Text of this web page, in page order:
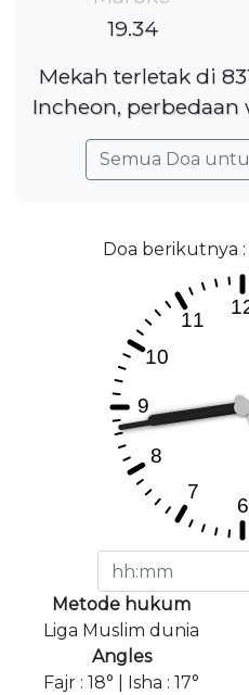
19.34
Mekah terletak di
Incheon,
Semua Doa
Doa berikutnya
Metode hukum
Liga Muslim dunia
Angles
Fajr : 18° | Isha : 17°